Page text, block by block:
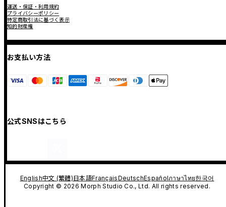
運送・保証・利用規約
プライバシーポリシー
特定商取引法に基づく表示
知的財産権
お支払い方法
公式SNSはこちら
English中文 (繁體)日本語FrançaisDeutschEspañolภาษาไทย한국어
Copyright © 2026 Morph Studio Co., Ltd. All rights reserved.